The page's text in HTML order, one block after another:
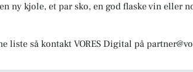
ny kjole, et par sko, en god flaske vin eller
liste så kontakt VORES Digital på